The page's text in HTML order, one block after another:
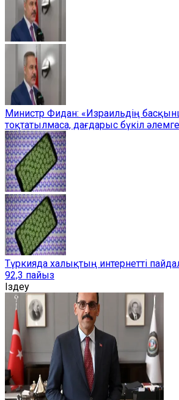
Министр Фидан: «Израильдің
тоқтатылмаса, дағдарыс бүкіл
Түркияда халықтың интернетті
92,3 пайыз
Іздеу